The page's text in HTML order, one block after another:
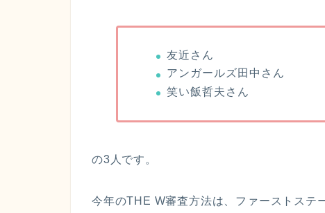
友近さん
アンガールズ田中さん
笑い飯哲夫さん
の3人です。
今年のTHE W審査方法は、ファーストステ